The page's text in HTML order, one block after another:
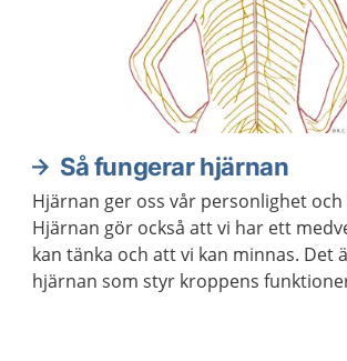
Så fungerar hjärnan
Hjärnan ger oss vår personlighet
Hjärnan gör också att vi har ett
kan tänka och att vi kan minnas. Det
hjärnan som styr kroppens